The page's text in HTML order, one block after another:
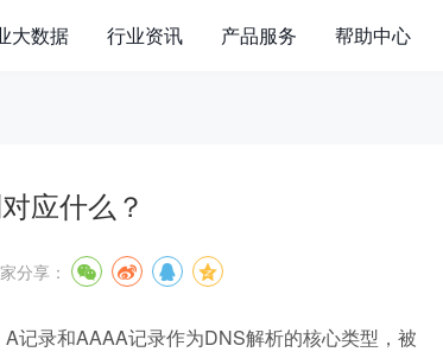
大数据 行业资讯 产品服务 帮助中心
应什么？
分享：
记录和AAAA记录作为DNS解析的核心类型，被